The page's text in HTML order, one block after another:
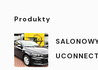
Produkty